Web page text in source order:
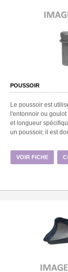
POUSSOIR
Le poussoir est
l'entonnoir ou
et longueur
un poussoir, il est
VOIR FICHE